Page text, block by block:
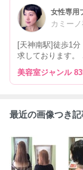
カミー
[天神南駅]徒歩1
求しております。
美容室ジャンル
最近の画像つき記